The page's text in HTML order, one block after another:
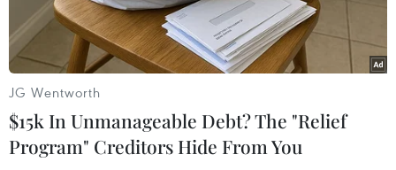
tinh vi.
JG Wentworth
$15k In Unmanageable Debt? The "Relief
Program" Creditors Hide From You